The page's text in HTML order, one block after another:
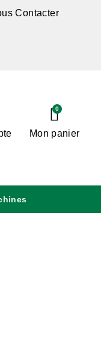
Contacter
0
Mon panier